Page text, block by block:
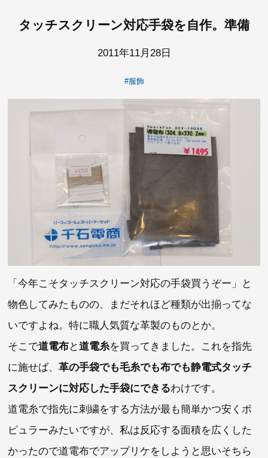
タッチスクリーン対応手袋を自作。準備
2011年11月28日
#服飾
「今年こそタッチスクリーン対応の手袋買うぞー」と
物色してみたものの、まだそれほど種類が出揃ってな
いですよね。特に職人気質な革製のものとか。
そこで道電布と道電糸を買ってきました。これを指先
に施せば、革の手袋でも毛糸でも布でも静電式タッチ
スクリーンに対応した手袋にできるわけです。
道電糸で指先に刺繍をする方法が最も簡単かつ安くポ
ピュラーみたいですが、私は反応する面積を広くした
かったので道電布でアップリケをしようと思いそちら